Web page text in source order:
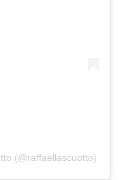
(@raffaellascuotto)